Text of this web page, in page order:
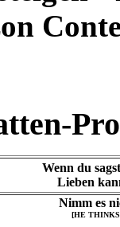
Wenn du
Lieben
Nimm es
[HE